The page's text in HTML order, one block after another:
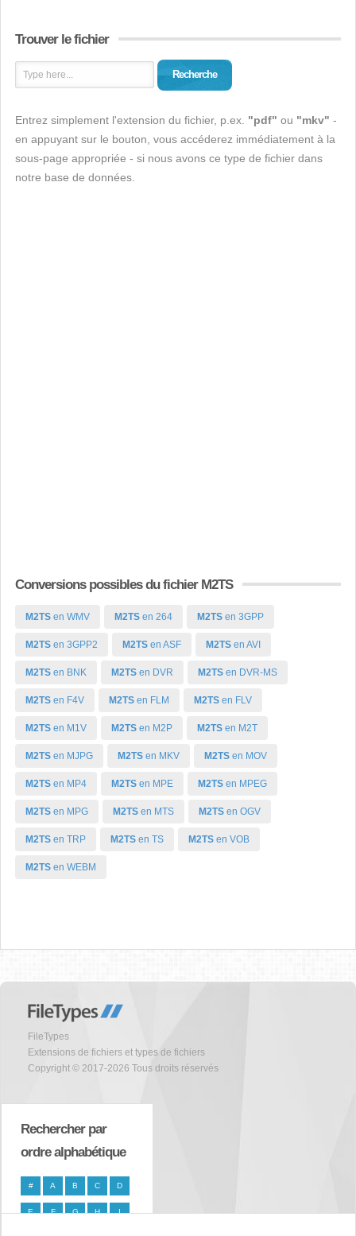
Trouver le fichier
Recherche
Entrez simplement l'extension du fichier, p.ex. "pdf" ou "mkv" -
en appuyant sur le bouton, vous accéderez immédiatement à la
sous-page appropriée - si nous avons ce type de fichier dans
notre base de données.
Conversions possibles du fichier M2TS
M2TS en WMV M2TS en 264 M2TS en 3GPP
M2TS en 3GPP2 M2TS en ASF M2TS en AVI
M2TS en BNK M2TS en DVR M2TS en DVR-MS
M2TS en F4V M2TS en FLM M2TS en FLV
M2TS en M1V M2TS en M2P M2TS en M2T
M2TS en MJPG M2TS en MKV M2TS en MOV
M2TS en MP4 M2TS en MPE M2TS en MPEG
M2TS en MPG M2TS en MTS M2TS en OGV
M2TS en TRP M2TS en TS M2TS en VOB
M2TS en WEBM
FileTypes
Extensions de fichiers et types de fichiers
Copyright © 2017-2026 Tous droits réservés
Rechercher par
ordre alphabétique
# A B C D
E F G H I